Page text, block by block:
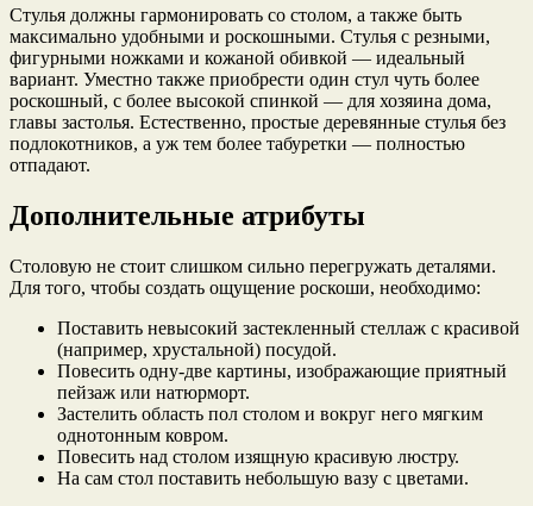
Стулья должны гармонировать со столом, а также быть
максимально удобными и роскошными. Стулья с резными,
фигурными ножками и кожаной обивкой — идеальный
вариант. Уместно также приобрести один стул чуть более
роскошный, с более высокой спинкой — для хозяина дома,
главы застолья. Естественно, простые деревянные стулья без
подлокотников, а уж тем более табуретки — полностью
отпадают.
Дополнительные атрибуты
Столовую не стоит слишком сильно перегружать деталями.
Для того, чтобы создать ощущение роскоши, необходимо:
Поставить невысокий застекленный стеллаж с красивой
(например, хрустальной) посудой.
Повесить одну-две картины, изображающие приятный
пейзаж или натюрморт.
Застелить область пол столом и вокруг него мягким
однотонным ковром.
Повесить над столом изящную красивую люстру.
На сам стол поставить небольшую вазу с цветами.